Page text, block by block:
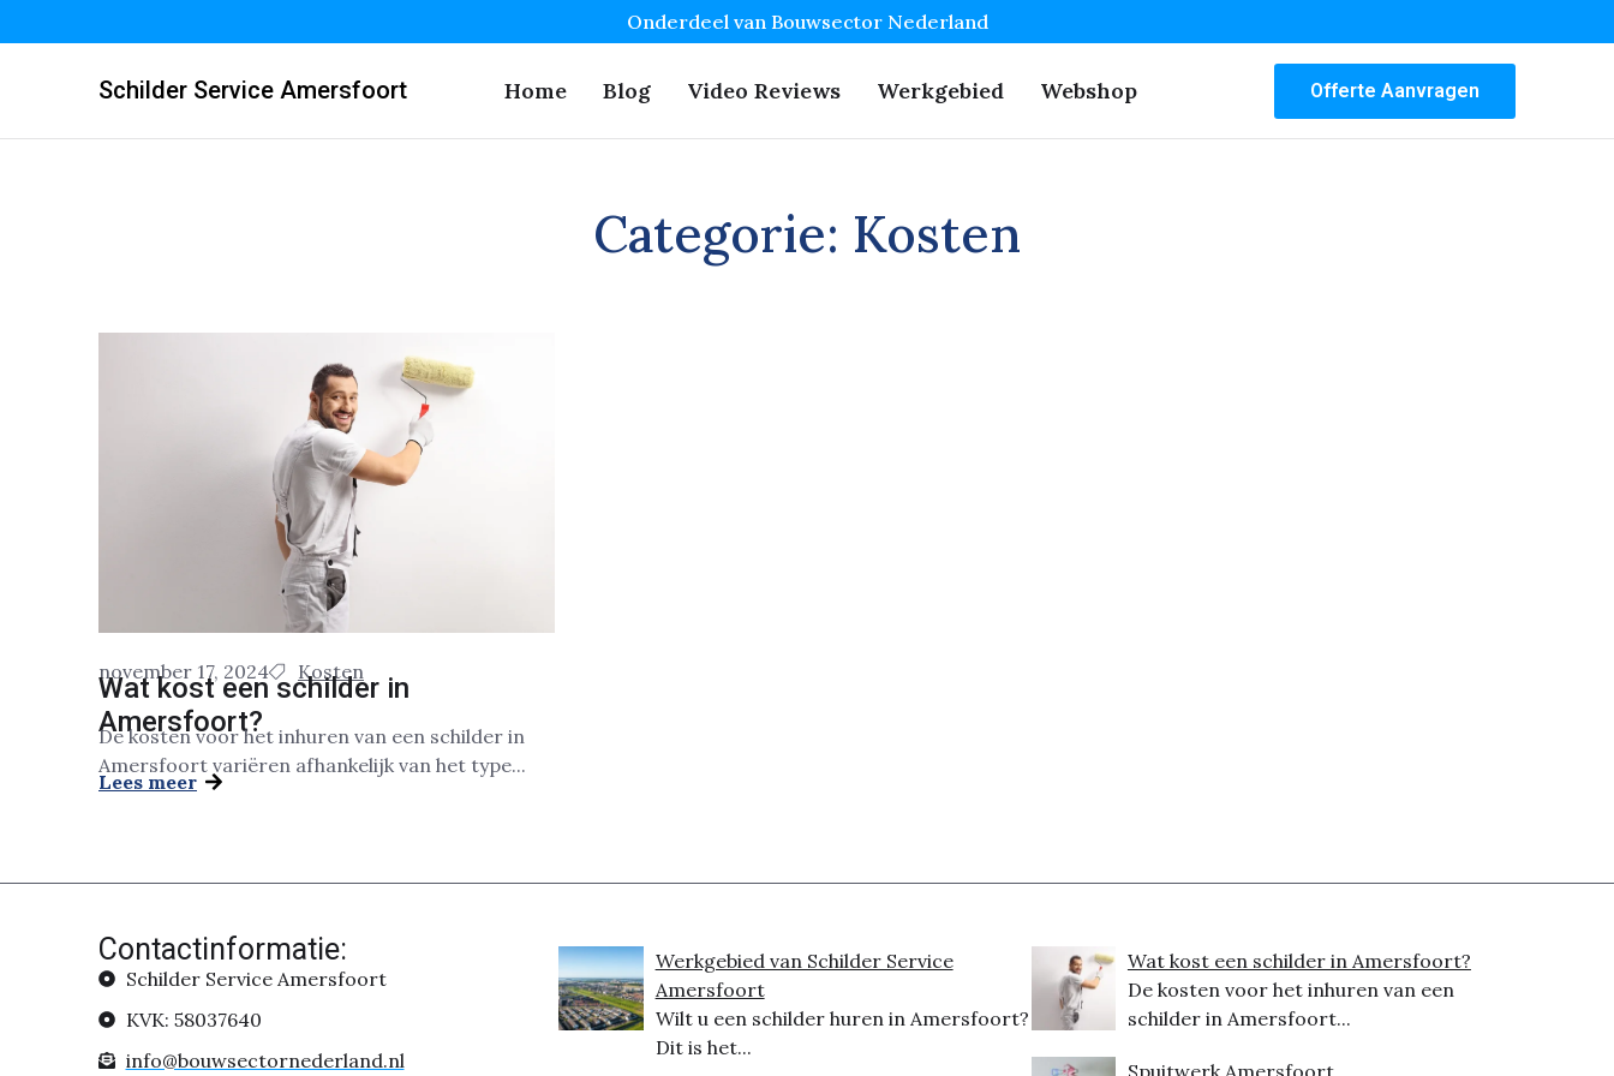
Onderdeel van Bouwsector Nederland
Schilder Service Amersfoort Home Blog Video Reviews Werkgebied Webshop Offerte Aanvragen
Categorie: Kosten
november 17, 2024 Kosten
Wat kost een schilder in
Amersfoort?
De kosten voor het inhuren van een schilder in
Amersfoort variëren afhankelijk van het type...
Lees meer
Contactinformatie:
Schilder Service Amersfoort
KVK: 58037640
info@bouwsectornederland.nl
Werkgebied van Schilder Service
Amersfoort
Wilt u een schilder huren in Amersfoort?
Dit is het...
Wat kost een schilder in Amersfoort?
De kosten voor het inhuren van een
schilder in Amersfoort...
Spuitwerk Amersfoort